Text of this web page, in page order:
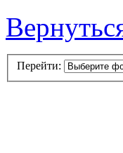
Перейти: